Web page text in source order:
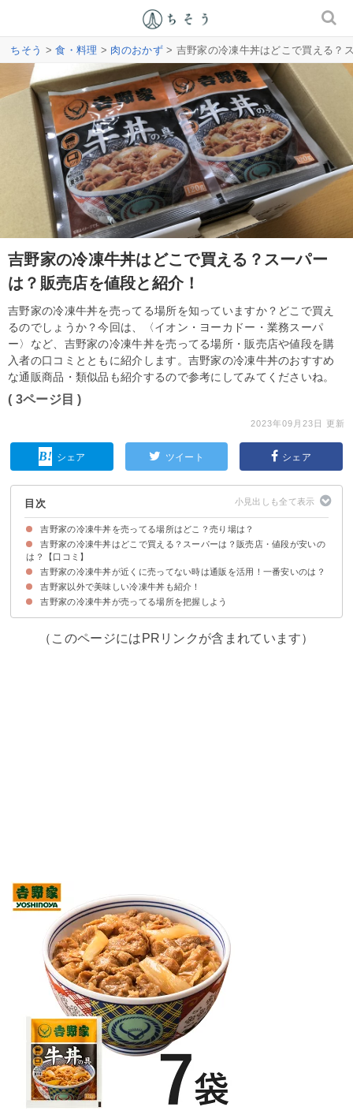
ちそう >食・料理 > 肉のおかず> 吉野家の冷凍牛丼はどこで買える？
吉野家の冷凍牛丼はどこで買える？スーパー
は？販売店を値段と紹介！
吉野家の冷凍牛丼を売ってる場所を知っていますか？どこで買え
るのでしょうか？今回は、〈イオン・ヨーカドー・業務スーパ
ー〉など、吉野家の冷凍牛丼を売ってる場所・販売店や値段を購
入者の口コミとともに紹介します。吉野家の冷凍牛丼のおすすめ
な通販商品・類似品も紹介するので参考にしてみてくださいね。
( 3ページ目 )
2023年09月23日 更新
シェア ツイート シェア
目次
吉野家の冷凍牛丼を売ってる場所はどこ？売り場は？
吉野家の冷凍牛丼の売ってる場所・販売店の一覧
吉野家の冷凍牛丼の売り場
吉野家の冷凍牛丼はどこで買える？スーパーは？販売店・値段が安いの
は？【口コミ】
①コストコ（‐円）
②業務スーパー（‐円）
③ドンキホーテ（‐円）
④イオン（498円）
⑤西友（‐円）
⑥ヨーカドー（‐円）
⑦生協（‐円）
吉野家の冷凍牛丼が近くに売ってない時は通販を活用！一番安いのは？
①楽天｜冷凍牛丼の具（486円）
②公式通販サイト｜牛丼の具 10袋（4142円）
③Amazon｜吉野家 牛丼の具 並盛り 120g×5食（596円）
吉野家以外で美味しい冷凍牛丼も紹介！
①すき家 牛丼の具（275円）｜すき家
②新牛めしの具（460円）｜松屋
吉野家の冷凍牛丼が売ってる場所を把握しよう
（このページにはPRリンクが含まれています）